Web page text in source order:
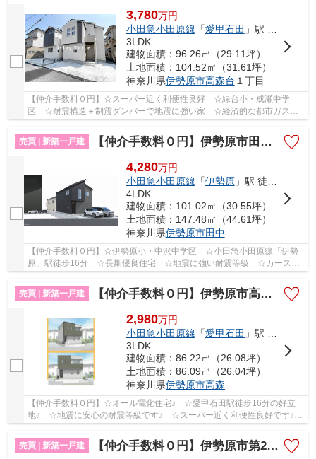
3,780万円
小田急小田原線 「愛甲石田 」駅 徒歩20分
3LDK
建物面積：96.26㎡（29.11坪）
土地面積：104.52㎡（31.61坪）
神奈川県伊勢原市高森台 １丁目
【仲介手数料０円】☆スーパー近く利便性良好 ☆緑台小・成瀬中学
区 ☆耐震構造＋制震ダンバーで地震に強い家 ☆経済的な都市ガス設
売買 | 新築一戸建
【仲介手数料０円】伊勢原市田中2期 新築一戸建て 全2棟
4,280万円
小田急小田原線 「伊勢原」駅 徒歩16分
4LDK
建物面積：101.02㎡（30.55坪）
土地面積：147.48㎡（44.61坪）
神奈川県伊勢原市田中
【仲介手数料０円】☆伊勢原小・中沢中学区 ☆小田急小田原線「伊勢
原」駅徒歩16分 ☆長期優良住宅 ☆地震に強い耐震等級 ☆カースペ
売買 | 新築一戸建
【仲介手数料０円】伊勢原市高森 新築一戸建て
2,980万円
小田急小田原線 「愛甲石田 」駅 徒歩16分
3LDK
建物面積：86.22㎡（26.08坪）
土地面積：86.09㎡（26.04坪）
神奈川県伊勢原市高森
【仲介手数料０円】☆オール電化住宅♪ ☆愛甲石田駅徒歩16分の好立
地♪ ☆地震に安心の耐震等級です♪ ☆スーパー近く利便性良好です♪
売買 | 新築一戸建
【仲介手数料０円】伊勢原市第2板戸 新築一戸建て